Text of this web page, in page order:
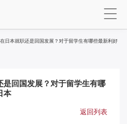
日本就职还是回国发展？对于留学生有哪些最新利好
是回国发展？对于留学生有哪
本
返回列表